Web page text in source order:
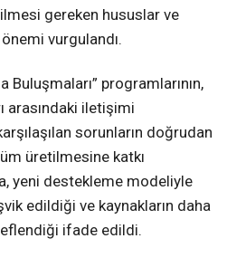
gereken hususlar ve
vurgulandı.
Buluşmaları” programlarının,
arasındaki iletişimi
sorunların doğrudan
üretilmesine katkı
yeni destekleme modeliyle
edildiği ve kaynakların daha
ifade edildi.